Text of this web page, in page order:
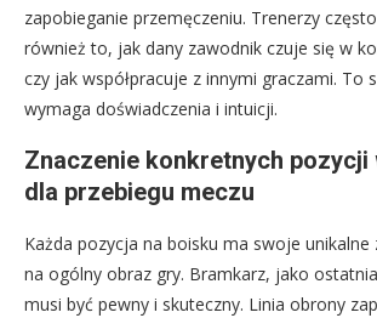
zapobieganie przemęczeniu. Trenerzy
również to, jak dany zawodnik czuje się w
czy jak współpracuje z innymi graczami. To
wymaga doświadczenia i intuicji.
Znaczenie konkretnych pozycji
dla przebiegu meczu
Każda pozycja na boisku ma swoje unikalne
na ogólny obraz gry. Bramkarz, jako
musi być pewny i skuteczny. Linia obrony